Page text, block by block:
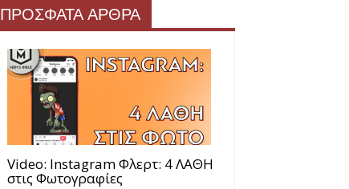
ΠΡΟΣΦΑΤΑ ΑΡΘΡΑ
Video: Instagram Φλερτ: 4 ΛΑΘΗ
στις Φωτογραφίες